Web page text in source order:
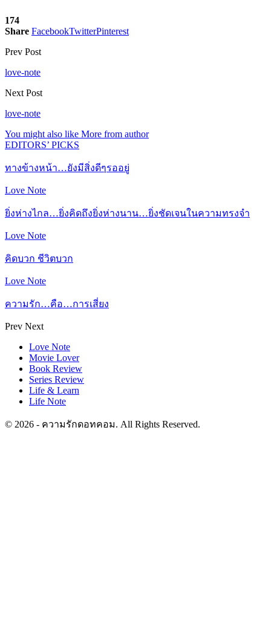
174
Share FacebookTwitterPinterest
Prev Post
love-note
Next Post
love-note
You might also like More from author
EDITORS’ PICKS
ทางข้างหน้า…ยังมีสิ่งดีๆรออยู่
Love Note
ยิ่งห่างไกล…ยิ่งคิดถึงยิ่งห่างนาน…ยิ่งชัดเจนในความทรงจำ
Love Note
คิดบวก ชีวิตบวก
Love Note
ความรัก…คือ…การเสี่ยง
Prev Next
Love Note
Movie Lover
Book Review
Series Review
Life & Learn
Life Note
© 2026 - ความรักดอทคอม. All Rights Reserved.